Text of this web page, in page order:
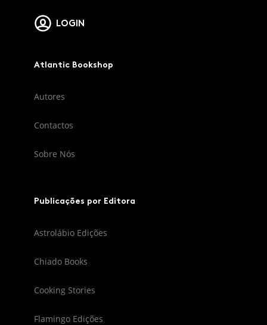
LOGIN
Atlantic Bookshop
Autores
Contactos
Sobre Nós
Publicações por Editora
Astrolábio Edições
Chiado Books
Cooking Stories
Flamingo Edições